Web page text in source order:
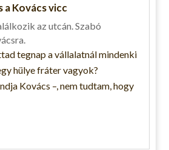
a Kovács vicc
az utcán. Szabó
tegnap a vállalatnál mindenki
hülye fráter vagyok?
Kovács –, nem tudtam, hogy